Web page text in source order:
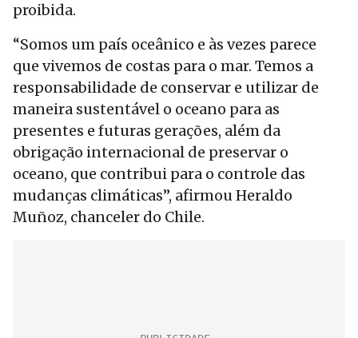
proibida.
“Somos um país oceânico e às vezes parece
que vivemos de costas para o mar. Temos a
responsabilidade de conservar e utilizar de
maneira sustentável o oceano para as
presentes e futuras gerações, além da
obrigação internacional de preservar o
oceano, que contribui para o controle das
mudanças climáticas”, afirmou Heraldo
Muñoz, chanceler do Chile.